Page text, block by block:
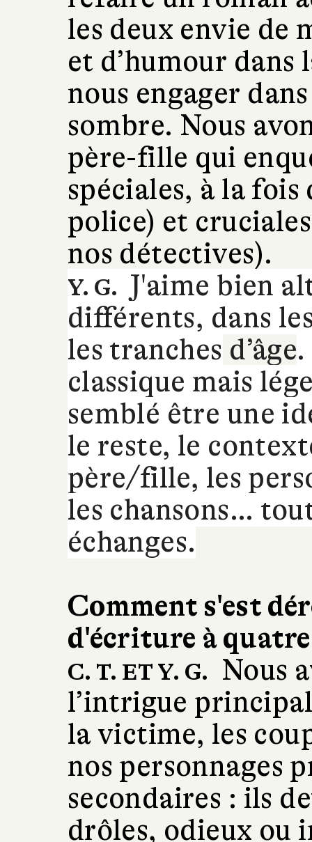
les deux envie de
et d’humour dans
nous engager
sombre. Nous
père-fille qui
spéciales, à la
police) et
nos détectives).
Y. G. J'aime bien
différents, dans
les tranches d’âge
classique mais
semblé être une
le reste, le
père/fille, les
les chansons…
échanges.
Comment s'est
d'écriture à
C. T. ET Y. G.
Nous
l’intrigue
la victime, les
nos personnages
secondaires : ils
drôles, odieux ou